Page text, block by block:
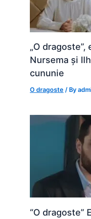
„O
Nursema și
cununie
O dragoste / By
“O dragoste”